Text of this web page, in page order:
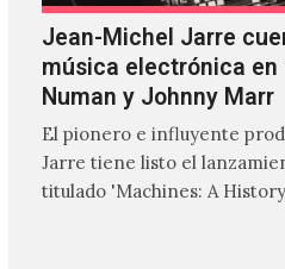
Jean-Michel Jarre
música electrónica en
Numan y Johnny Marr
El pionero e influyente
Jarre tiene listo el
titulado 'Machines: A